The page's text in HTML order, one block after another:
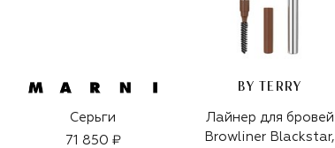
Серьги
71 850 ₽
BY TERRY
Лайнер для бровей
Browliner Blackstar,